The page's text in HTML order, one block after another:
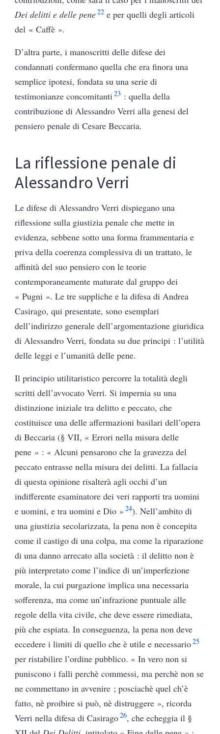
Dei delitti e delle pene22e per quelli degli articoli
del « Caffè ».
D’altra parte, i manoscritti delle difese dei
condannati confermano quella che era finora una
semplice ipotesi, fondata su una serie di
testimonianze concomitanti23: quella della
contribuzione di Alessandro Verri alla genesi del
pensiero penale di Cesare Beccaria.
La riflessione penale di
Alessandro Verri
Le difese di Alessandro Verri dispiegano una
riflessione sulla giustizia penale che mette in
evidenza, sebbene sotto una forma frammentaria e
priva della coerenza complessiva di un trattato, le
affinità del suo pensiero con le teorie
contemporaneamente maturate dal gruppo dei
« Pugni ». Le tre suppliche e la difesa di Andrea
Casirago, qui presentate, sono esemplari
dell’indirizzo generale dell’argomentazione giuridica
di Alessandro Verri, fondata su due principi : l’utilità
delle leggi e l’umanità delle pene.
Il principio utilitaristico percorre la totalità degli
scritti dell’avvocato Verri. Si impernia su una
distinzione iniziale tra delitto e peccato, che
costituisce una delle affermazioni basilari dell’opera
di Beccaria (§ VII, « Errori nella misura delle
pene » : « Alcuni pensarono che la gravezza del
peccato entrasse nella misura dei delitti. La fallacia
di questa opinione risalterà agli occhi d’un
indifferente esaminatore dei veri rapporti tra uomini
e uomini, e tra uomini e Dio » 24). Nell’ambito di
una giustizia secolarizzata, la pena non è concepita
come il castigo di una colpa, ma come la riparazione
di una danno arrecato alla società : il delitto non è
più interpretato come l’indice di un’imperfezione
morale, la cui purgazione implica una necessaria
sofferenza, ma come un’infrazione puntuale alle
regole della vita civile, che deve essere rimediata,
più che espiata. In conseguenza, la pena non deve
eccedere i limiti di quello che è utile e necessario25
per ristabilire l’ordine pubblico. « In vero non si
puniscono i falli perchè commessi, ma perchè non se
ne commettano in avvenire ; posciachè quel ch’è
fatto, nè proibire si può, nè distruggere », ricorda
Verri nella difesa di Casirago26, che echeggia il §